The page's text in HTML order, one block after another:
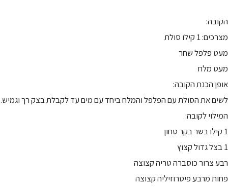
הקובה:
מצרכים: 1 קילו סולת
מעט פלפל שחר
מעט מלח
אופן הכנת הקובה:
לשים את הסולת עם הפלפל והמלח ביחד עם מים עד לקבלת בצק רך וגמיש.
המילוי לקובה:
1 קילו בשר בקר טחון
1 בצל גדול קצוץ
רבע צרור כוסברה טריה קצוצה
פחות מרבע פיטרוזיליה קצוצה